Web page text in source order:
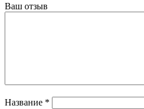
Ваш отзыв
Название *